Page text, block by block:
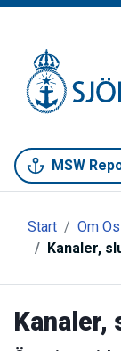
MSW
Start Om
Kanaler,
Kanaler,